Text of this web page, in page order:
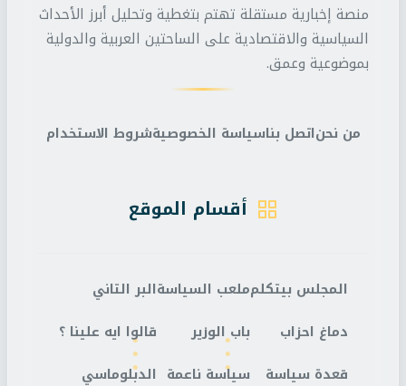
منصة إخبارية مستقلة تهتم بتغطية وتحليل أبرز الأحداث
السياسية والاقتصادية على الساحتين العربية والدولية
بموضوعية وعمق.
من نحناتصل بناسياسة الخصوصيةشروط الاستخدام
أقسام الموقع
المجلس بيتكلم
دماغ احزاب
قعدة سياسة
ملعب السياسة
باب الوزير
سياسة ناعمة
البر التاني
قالوا ايه علينا ؟
الدبلوماسي